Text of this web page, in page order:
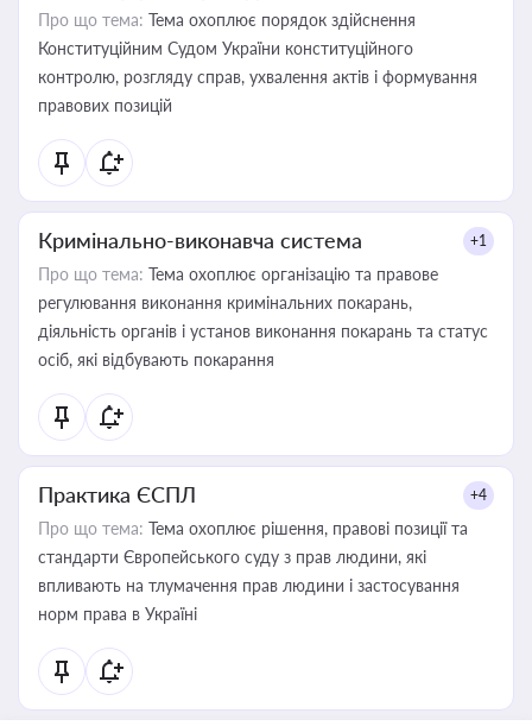
Про що тема: Тема охоплює порядок здійснення
Конституційним Судом України конституційного
контролю, розгляду справ, ухвалення актів і формування
правових позицій
Кримінально-виконавча система +1
Про що тема: Тема охоплює організацію та правове
регулювання виконання кримінальних покарань,
діяльність органів і установ виконання покарань та статус
осіб, які відбувають покарання
Практика ЄСПЛ +4
Про що тема: Тема охоплює рішення, правові позиції та
стандарти Європейського суду з прав людини, які
впливають на тлумачення прав людини і застосування
норм права в Україні